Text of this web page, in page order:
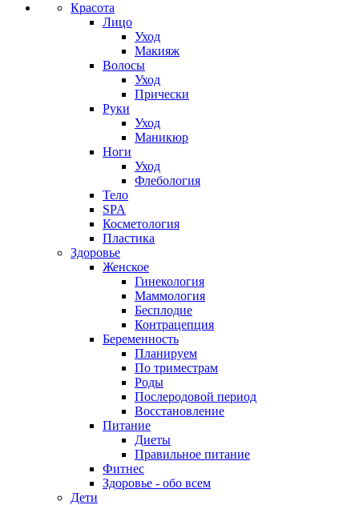
Красота
Лицо
Уход
Макияж
Волосы
Уход
Прически
Руки
Уход
Маникюр
Ноги
Уход
Флебология
Тело
SPA
Косметология
Пластика
Здоровье
Женское
Гинекология
Маммология
Бесплодие
Контрацепция
Беременность
Планируем
По триместрам
Роды
Послеродовой период
Восстановление
Питание
Диеты
Правильное питание
Фитнес
Здоровье - обо всем
Дети